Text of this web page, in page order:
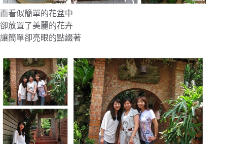
而看似簡單的花盆中
卻放置了美麗的花卉
讓簡單卻亮眼的點綴著